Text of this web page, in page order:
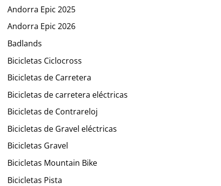
Andorra Epic 2025
Andorra Epic 2026
Badlands
Bicicletas Ciclocross
Bicicletas de Carretera
Bicicletas de carretera eléctricas
Bicicletas de Contrareloj
Bicicletas de Gravel eléctricas
Bicicletas Gravel
Bicicletas Mountain Bike
Bicicletas Pista